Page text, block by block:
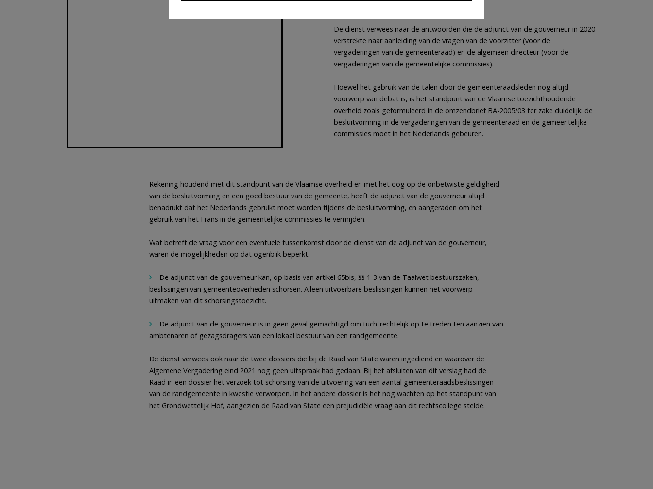
De dienst verwees naar de antwoorden die de adjunct van de gouverneur in 2020
verstrekte naar aanleiding van de vragen van de voorzitter (voor de
vergaderingen van de gemeenteraad) en de algemeen directeur (voor de
vergaderingen van de gemeentelijke commissies).
Hoewel het gebruik van de talen door de gemeenteraadsleden nog altijd
voorwerp van debat is, is het standpunt van de Vlaamse toezichthoudende
overheid zoals geformuleerd in de omzendbrief BA-2005/03 ter zake duidelijk: de
besluitvorming in de vergaderingen van de gemeenteraad en de gemeentelijke
commissies moet in het Nederlands gebeuren.
Rekening houdend met dit standpunt van de Vlaamse overheid en met het oog op de onbetwiste geldigheid
van de besluitvorming en een goed bestuur van de gemeente, heeft de adjunct van de gouverneur altijd
benadrukt dat het Nederlands gebruikt moet worden tijdens de besluitvorming, en aangeraden om het
gebruik van het Frans in de gemeentelijke commissies te vermijden.
Wat betreft de vraag voor een eventuele tussenkomst door de dienst van de adjunct van de gouverneur,
waren de mogelijkheden op dat ogenblik beperkt.
De adjunct van de gouverneur kan, op basis van artikel 65bis, §§ 1-3 van de Taalwet bestuurszaken,
beslissingen van gemeenteoverheden schorsen. Alleen uitvoerbare beslissingen kunnen het voorwerp
uitmaken van dit schorsingstoezicht.
De adjunct van de gouverneur is in geen geval gemachtigd om tuchtrechtelijk op te treden ten aanzien van
ambtenaren of gezagsdragers van een lokaal bestuur van een randgemeente.
De dienst verwees ook naar de twee dossiers die bij de Raad van State waren ingediend en waarover de
Algemene Vergadering eind 2021 nog geen uitspraak had gedaan. Bij het afsluiten van dit verslag had de
Raad in een dossier het verzoek tot schorsing van de uitvoering van een aantal gemeenteraadsbeslissingen
van de randgemeente in kwestie verworpen. In het andere dossier is het nog wachten op het standpunt van
het Grondwettelijk Hof, aangezien de Raad van State een prejudiciële vraag aan dit rechtscollege stelde.